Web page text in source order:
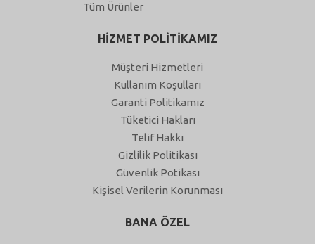
Tüm Ürünler
HİZMET POLİTİKAMIZ
Müşteri Hizmetleri
Kullanım Koşulları
Garanti Politikamız
Tüketici Hakları
Telif Hakkı
Gizlilik Politikası
Güvenlik Potikası
Kişisel Verilerin Korunması
BANA ÖZEL